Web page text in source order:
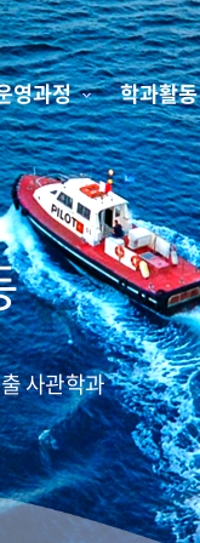
사관학과
영과정
학과활동